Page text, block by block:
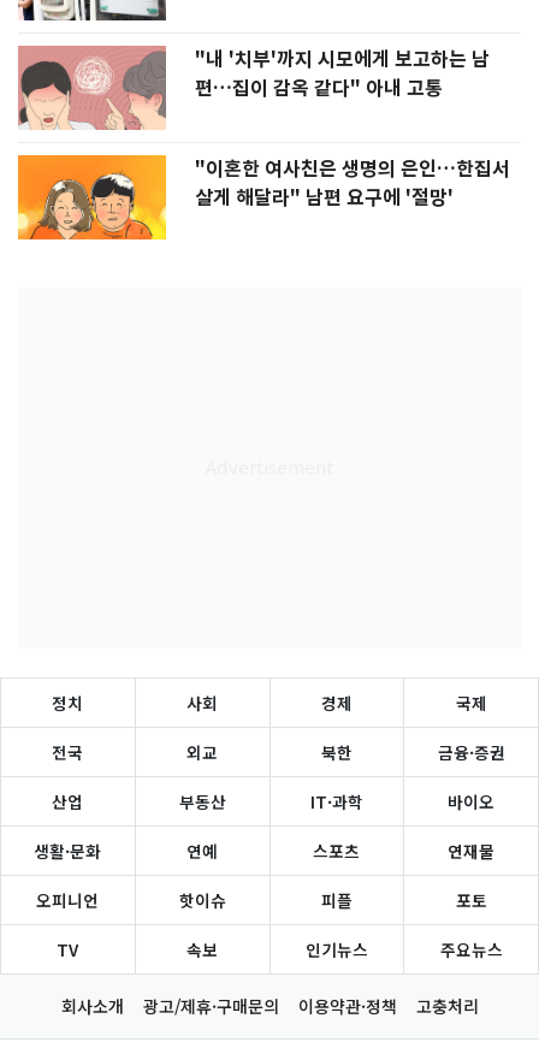
"내 '치부'까지 시모에게 보고하는 남
편…집이 감옥 같다" 아내 고통
"이혼한 여사친은 생명의 은인…한집서
살게 해달라" 남편 요구에 '절망'
정치 사회 경제 국제
전국 외교 북한 금융·증권
산업 부동산 IT·과학 바이오
생활·문화 연예 스포츠 연재물
오피니언 핫이슈 피플 포토
TV 속보 인기뉴스 주요뉴스
회사소개 광고/제휴·구매문의 이용약관·정책 고충처리